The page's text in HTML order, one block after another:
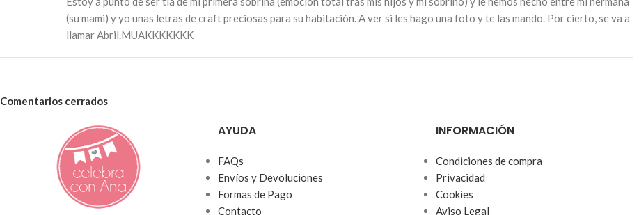
(su mami) y yo unas letras de craft preciosas para su habitación. A ver si les hago una foto y te las mando. Por cierto, se va a
llamar Abril.MUAKKKKKKK
Comentarios cerrados
AYUDA
FAQs
Envíos y Devoluciones
Formas de Pago
Contacto
INFORMACIÓN
Condiciones de compra
Privacidad
Cookies
Aviso Legal